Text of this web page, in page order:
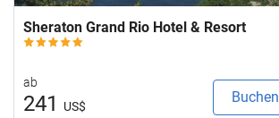
Sheraton Grand Rio Hotel & Resort
ab
241 US$
Buchen